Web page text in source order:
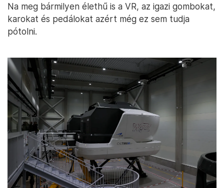
Na meg bármilyen élethű is a VR, az igazi gombokat,
karokat és pedálokat azért még ez sem tudja
pótolni.